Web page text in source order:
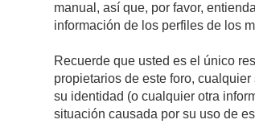
manual, así que, por favor,
información de los perfiles de los
Recuerde que usted es el único
propietarios de este foro,
su identidad (o cualquier otra
situación causada por su uso de